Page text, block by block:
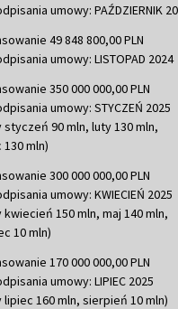
umowy: PAŹDZIERNIK
49 848 800,00 PLN
umowy: LISTOPAD 2024
350 000 000,00 PLN
umowy: STYCZEŃ 2025
styczeń 90 mln, luty 130 mln,
mln)
300 000 000,00 PLN
umowy: KWIECIEŃ 2025
kwiecień 150 mln, maj 140 mln,
10 mln)
170 000 000,00 PLN
umowy: LIPIEC 2025
lipiec 160 mln, sierpień 10 mln)